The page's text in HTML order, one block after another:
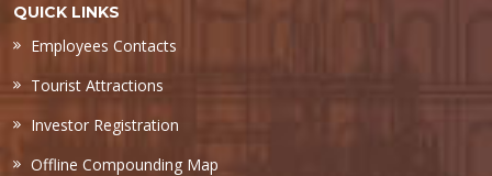
QUICK LINKS
Employees Contacts
Tourist Attractions
Investor Registration
Offline Compounding Map